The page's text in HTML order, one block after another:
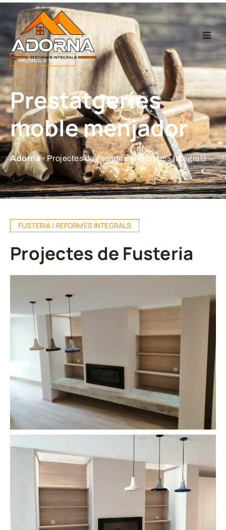
Home
Fusteria
Reformes
Projectes
Empresa
Contacte
MOBLES VARIS
Prestatgeries
moble menjador
Adorna ·Projectes de Fusteria i Reformes Integrals
FUSTERIA I REFORMES INTEGRALS
Projectes de Fusteria